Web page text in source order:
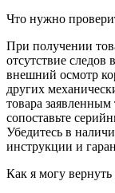
Что нужно
При получении
отсутствие
внешний осмотр
других
товара
сопоставьте
Убедитесь в
инструкции и
Как я могу